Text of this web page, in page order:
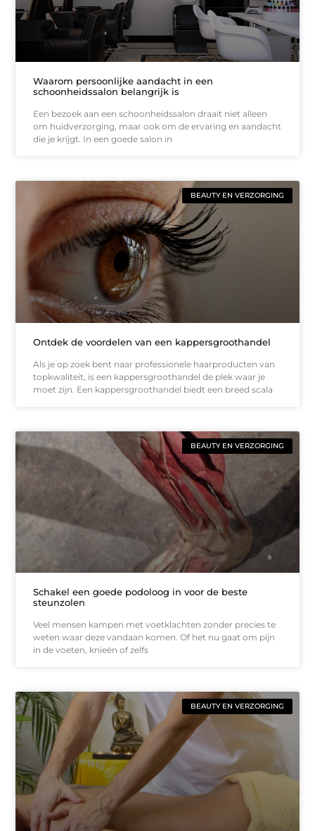
Waarom persoonlijke aandacht in een
schoonheidssalon belangrijk is
Een bezoek aan een schoonheidssalon draait niet alleen
om huidverzorging, maar ook om de ervaring en aandacht
die je krijgt. In een goede salon in
BEAUTY EN VERZORGING
Ontdek de voordelen van een kappersgroothandel
Als je op zoek bent naar professionele haarproducten van
topkwaliteit, is een kappersgroothandel de plek waar je
moet zijn. Een kappersgroothandel biedt een breed scala
BEAUTY EN VERZORGING
Schakel een goede podoloog in voor de beste
steunzolen
Veel mensen kampen met voetklachten zonder precies te
weten waar deze vandaan komen. Of het nu gaat om pijn
in de voeten, knieën of zelfs
BEAUTY EN VERZORGING